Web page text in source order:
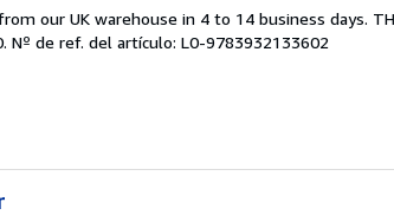
our UK warehouse in 4 to 14 business days.
Nº de ref. del artículo: L0-9783932133602